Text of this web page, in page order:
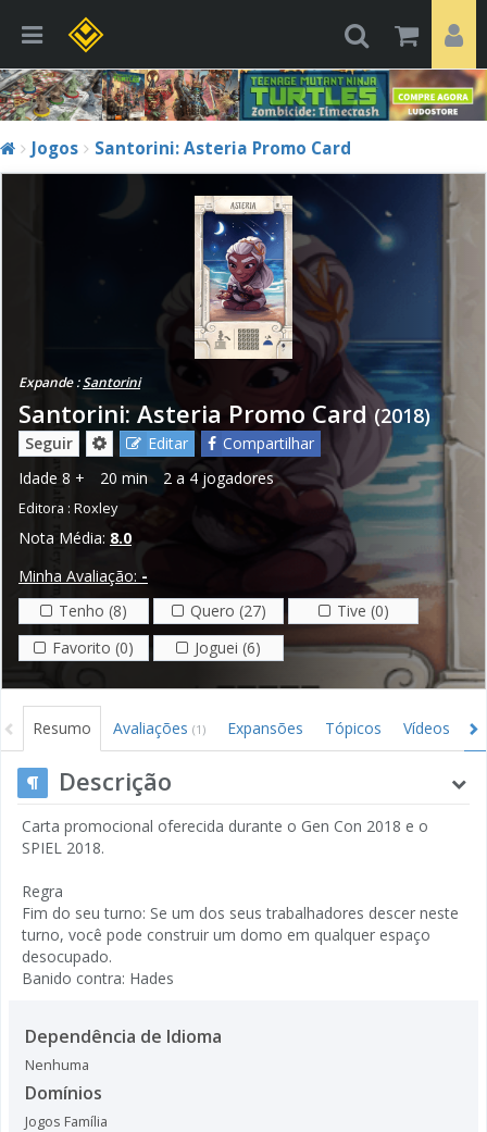
Jogos Santorini: Asteria Promo Card
Expande :Santorini
Santorini: Asteria Promo Card (2018)
Seguir Editar
Compartilhar
Idade 8 + 20 min 2 a 4 jogadores
Editora : Roxley
Nota Média: 8.0
Minha Avaliação: -
Tenho (8)
Quero (27)
Tive (0)
Favorito (0)
Joguei (6)
Resumo Avaliações (1) Expansões Tópicos Vídeos
Descrição
Carta promocional oferecida durante o Gen Con 2018 e o
SPIEL 2018.
Regra
Fim do seu turno: Se um dos seus trabalhadores descer neste
turno, você pode construir um domo em qualquer espaço
desocupado.
Banido contra: Hades
Dependência de Idioma
Nenhuma
Domínios
Jogos Família